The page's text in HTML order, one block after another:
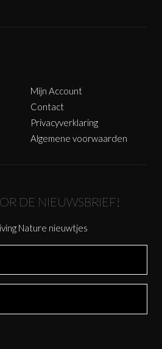
Mijn Account
Contact
Privacyverklaring
Algemene voorwaarden
DE NIEUWSBRIEF!
Nature nieuwtjes